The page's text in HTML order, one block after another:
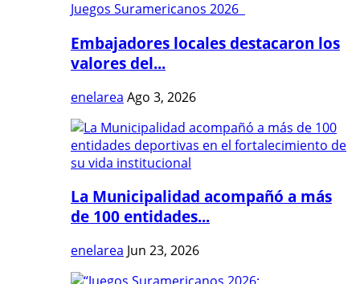
Embajadores locales destacaron los
valores del...
enelarea Ago 3, 2026
La Municipalidad acompañó a más
de 100 entidades...
enelarea Jun 23, 2026